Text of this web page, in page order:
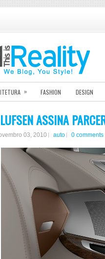
» FASHION DESIGN
ASSINA
03, 2010 auto 0 comments